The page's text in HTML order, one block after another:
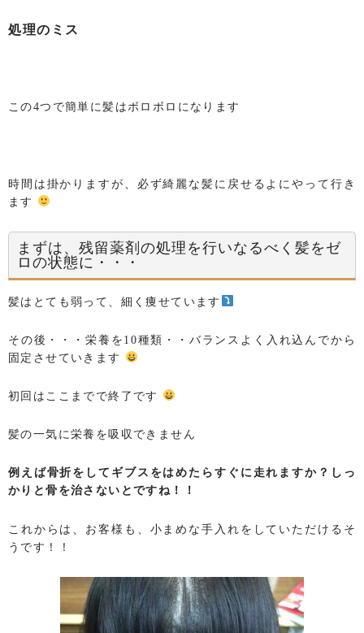
処理のミス
この4つで簡単に髪はボロボロになります
時間は掛かりますが、必ず綺麗な髪に戻せるよにやって行き
ます
まずは、残留薬剤の処理を行いなるべく髪をゼ
ロの状態に・・・
髪はとても弱って、細く痩せています
その後・・・栄養を10種類・・バランスよく入れ込んでから
固定させていきます
初回はここまでで終了です
髪の一気に栄養を吸収できません
例えば骨折をしてギブスをはめたらすぐに走れますか？しっ
かりと骨を治さないとですね！！
これからは、お客様も、小まめな手入れをしていただけるそ
うです！！